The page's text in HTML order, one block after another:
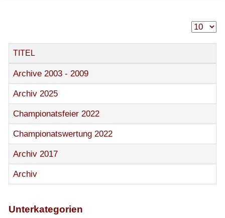
TITEL
Archive 2003 - 2009
Archiv 2025
Championatsfeier 2022
Championatswertung 2022
Archiv 2017
Archiv
Unterkategorien